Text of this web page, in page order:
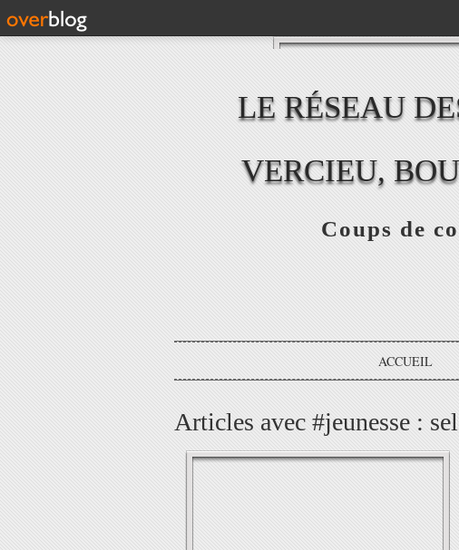
LE RÉSEAU
VERCIEU,
Coups de
ACCUEIL
Articles avec #jeunesse :